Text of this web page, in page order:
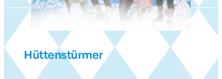
Hüttenstürmer